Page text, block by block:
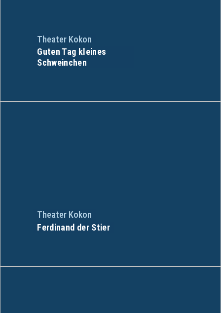
Theater Kokon
Guten Tag kleines
Schweinchen
Theater Kokon
Ferdinand der Stier